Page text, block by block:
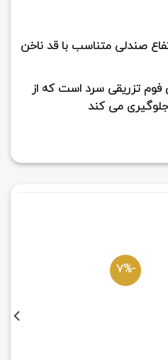
صندلی متناسب با قد ناخن
تزریقی سرد است که از
می کند
-7%